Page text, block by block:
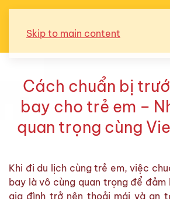
Skip to main content
Cách chuẩn bị
bay cho trẻ em –
quan trọng cùng
Khi đi du lịch cùng trẻ em, việc
bay là vô cùng quan trọng để
gia đình trở nên thoải mái và an